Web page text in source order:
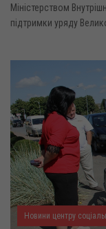
Міністерством
підтримки уряду